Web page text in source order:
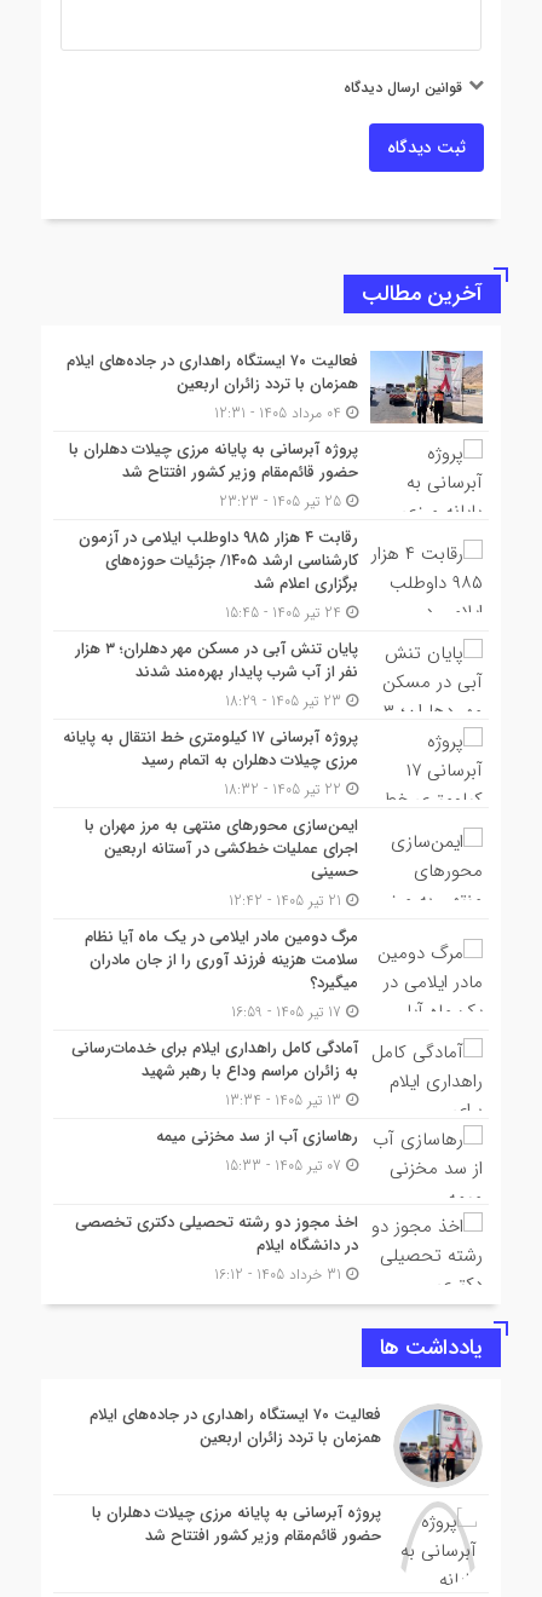
قوانین ارسال دیدگاه
ثبت دیدگاه
آخرین مطالب
فعالیت ۷۰ ایستگاه راهداری در جاده‌های ایلام
همزمان با تردد زائران اربعین
پروژه آبرسانی به پایانه مرزی چیلات دهلران با
حضور قائم‌مقام وزیر کشور افتتاح شد
25 تیر 1405 - 23:23
رقابت ۴ هزار ۹۸۵ داوطلب ایلامی در آزمون
کارشناسی ارشد ۱۴۰۵/ جزئیات حوزه‌های
برگزاری اعلام شد
پایان تنش آبی در مسکن مهر دهلران؛ ۳ هزار
نفر از آب شرب پایدار بهره‌مند شدند
پروژه آبرسانی ۱۷ کیلومتری خط انتقال به پایانه
مرزی چیلات دهلران به اتمام رسید
ایمن‌سازی محورهای منتهی به مرز مهران با
اجرای عملیات خط‌کشی در آستانه اربعین
حسینی
مرگ دومین مادر ایلامی در یک ماه آیا نظام
سلامت هزینه فرزند آوری را از جان مادران
میگیرد؟
آمادگی کامل راهداری ایلام برای خدمات‌رسانی
به زائران مراسم وداع با رهبر شهید
رهاسازی آب از سد مخزنی میمه
اخذ مجوز دو رشته تحصیلی دکتری تخصصی
در دانشگاه ایلام
یادداشت ها
فعالیت ۷۰ ایستگاه راهداری در جاده‌های ایلام
همزمان با تردد زائران اربعین
پروژه آبرسانی به پایانه مرزی چیلات دهلران با
حضور قائم‌مقام وزیر کشور افتتاح شد